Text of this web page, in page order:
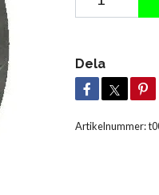
Dela
Artikelnummer: